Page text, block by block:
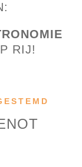
RIJ!